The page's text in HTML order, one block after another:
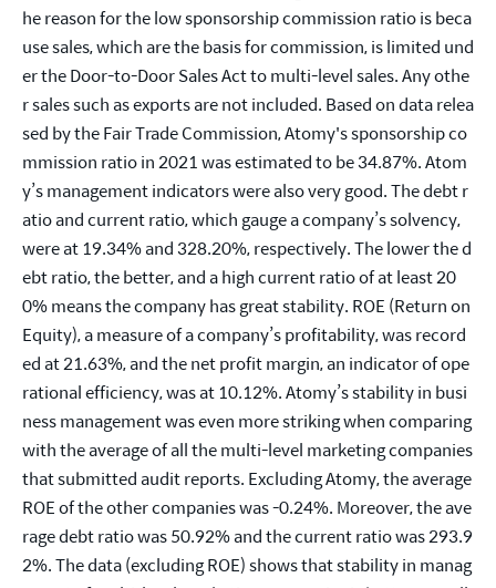
he reason for the low sponsorship commission ratio is beca
use sales, which are the basis for commission, is limited und
er the Door-to-Door Sales Act to multi-level sales. Any othe
r sales such as exports are not included. Based on data relea
sed by the Fair Trade Commission, Atomy's sponsorship co
mmission ratio in 2021 was estimated to be 34.87%. Atom
y’s management indicators were also very good. The debt r
atio and current ratio, which gauge a company’s solvency,
were at 19.34% and 328.20%, respectively. The lower the d
ebt ratio, the better, and a high current ratio of at least 20
0% means the company has great stability. ROE (Return on
Equity), a measure of a company’s profitability, was record
ed at 21.63%, and the net profit margin, an indicator of ope
rational efficiency, was at 10.12%. Atomy’s stability in busi
ness management was even more striking when comparing
with the average of all the multi-level marketing companies
that submitted audit reports. Excluding Atomy, the average
ROE of the other companies was -0.24%. Moreover, the ave
rage debt ratio was 50.92% and the current ratio was 293.9
2%. The data (excluding ROE) shows that stability in manag